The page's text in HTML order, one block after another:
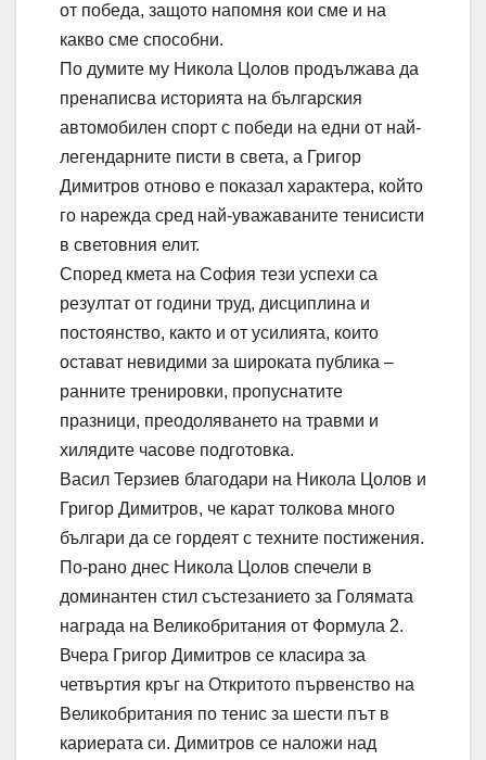
от победа, защото напомня кои сме и на
какво сме способни.
По думите му Никола Цолов продължава да
пренаписва историята на българския
автомобилен спорт с победи на едни от най-
легендарните писти в света, а Григор
Димитров отново е показал характера, който
го нарежда сред най-уважаваните тенисисти
в световния елит.
Според кмета на София тези успехи са
резултат от години труд, дисциплина и
постоянство, както и от усилията, които
остават невидими за широката публика –
ранните тренировки, пропуснатите
празници, преодоляването на травми и
хилядите часове подготовка.
Васил Терзиев благодари на Никола Цолов и
Григор Димитров, че карат толкова много
българи да се гордеят с техните постижения.
По-рано днес Никола Цолов спечели в
доминантен стил състезанието за Голямата
награда на Великобритания от Формула 2.
Вчера Григор Димитров се класира за
четвъртия кръг на Откритото първенство на
Великобритания по тенис за шести път в
кариерата си. Димитров се наложи над